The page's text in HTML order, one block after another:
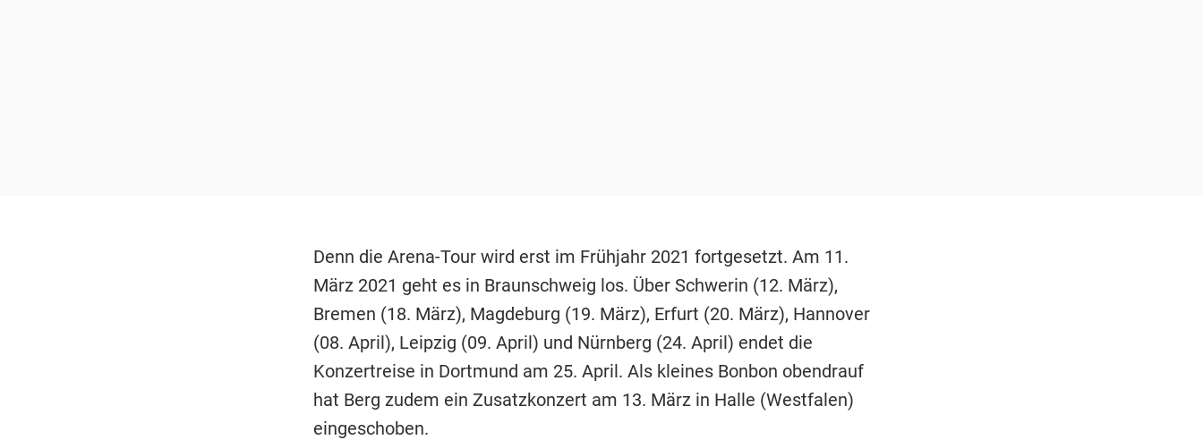
Denn die Arena-Tour wird erst im Frühjahr 2021 fortgesetzt. Am 11.
März 2021 geht es in Braunschweig los. Über Schwerin (12. März),
Bremen (18. März), Magdeburg (19. März), Erfurt (20. März), Hannover
(08. April), Leipzig (09. April) und Nürnberg (24. April) endet die
Konzertreise in Dortmund am 25. April. Als kleines Bonbon obendrauf
hat Berg zudem ein Zusatzkonzert am 13. März in Halle (Westfalen)
eingeschoben.